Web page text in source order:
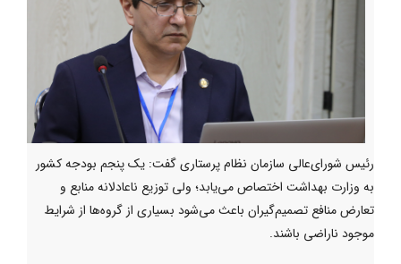
رئیس شورای‌عا‌لی سازمان نظام پرستاری گفت: یک پنجم بودجه کشور
به وزارت بهداشت اختصاص می‌یابد؛ ولی توزیع ناعادلانه منابع و
تعارض منافع تصمیم‌گیران باعث می‌شود بسیاری از گروه‌ها از شرایط
موجود ناراضی باشند.